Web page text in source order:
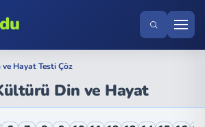
ve Hayat Testi Çöz
Din ve Hayat
Din ve Hayat Online Testi